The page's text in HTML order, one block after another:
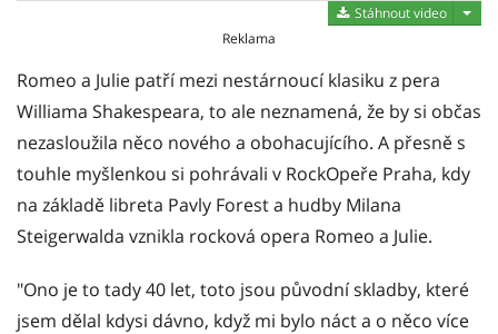
Stáhnout video
Reklama
Romeo a Julie patří mezi nestárnoucí klasiku z pera
Williama Shakespeara, to ale neznamená, že by si občas
nezasloužila něco nového a obohacujícího. A přesně s
touhle myšlenkou si pohrávali v RockOpeře Praha, kdy
na základě libreta Pavly Forest a hudby Milana
Steigerwalda vznikla rocková opera Romeo a Julie.
"Ono je to tady 40 let, toto jsou původní skladby, které
jsem dělal kdysi dávno, když mi bylo náct a o něco více